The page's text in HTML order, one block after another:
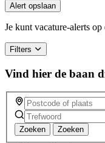
Alert opslaan
Je kunt vacature-alerts
Filters
Vind hier de baan
Zoeken Zoeken